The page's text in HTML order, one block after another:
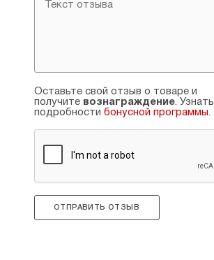
Оставьте свой отзыв о товаре и
получите вознаграждение. Узнать
подробности бонусной программы.
ОТПРАВИТЬ ОТЗЫВ